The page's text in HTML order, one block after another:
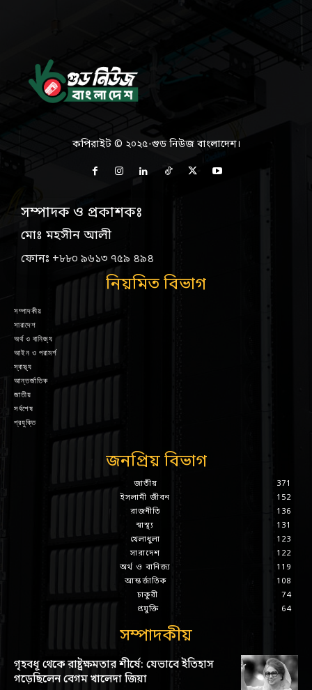
কপিরাইট © ২০২৫-গুড নিউজ বাংলাদেশ।
সম্পাদক ও প্রকাশকঃ
মোঃ মহসীন আলী
ফোনঃ +৮৮০ ৯৬১৩ ৭৫৯ ৪৯৪
নিয়মিত বিভাগ
সম্পাদকীয়
সারাদেশ
অর্থ ও বানিজ্য
আইন ও পরামর্শ
স্বাস্থ্য
আন্তর্জাতিক
জাতীয়
সর্বশেষ
প্রযুক্তি
জনপ্রিয় বিভাগ
জাতীয়
371
ইসলামী জীবন
152
রাজনীতি
136
স্বাস্থ্য
131
খেলাধুলা
123
সারাদেশ
122
অর্থ ও বানিজ্য
119
আন্তর্জাতিক
108
চাকুরী
74
প্রযুক্তি
64
সম্পাদকীয়
গৃহবধূ থেকে রাষ্ট্রক্ষমতার শীর্ষে: যেভাবে ইতিহাস
গড়েছিলেন বেগম খালেদা জিয়া